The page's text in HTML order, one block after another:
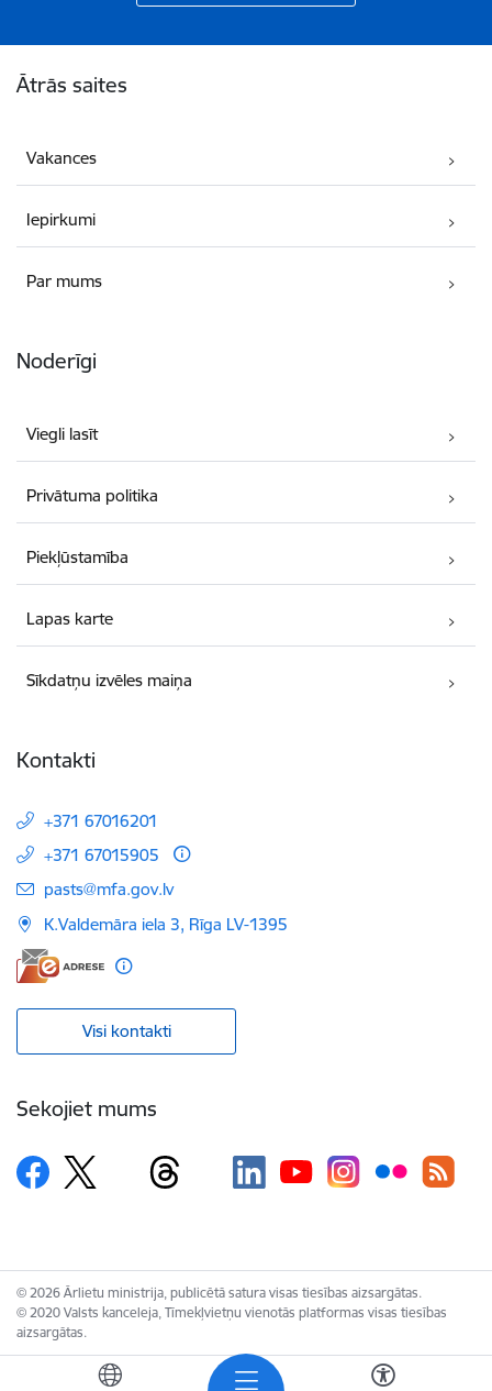
Ātrās saites
Vakances
Iepirkumi
Par mums
Noderīgi
Viegli lasīt
Privātuma politika
Piekļūstamība
Lapas karte
Sīkdatņu izvēles maiņa
Kontakti
+371 67016201
+371 67015905
E-pasts:
pasts@mfa.gov.lv
K.Valdemāra iela 3, Rīga LV-1395
Visi kontakti
Sekojiet mums
© 2026 Ārlietu ministrija, publicētā satura visas tiesības aizsargātas.
© 2020 Valsts kanceleja, Tīmekļvietņu vienotās platformas visas tiesības
aizsargātas.